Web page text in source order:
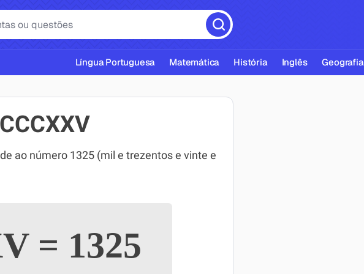
ABNT
Língua Portuguesa Matemática História Inglês Geografia
ao número 1325 (mil e trezentos e vinte e
= 1325